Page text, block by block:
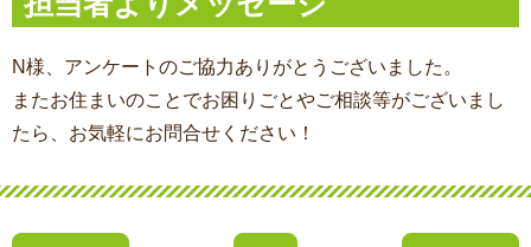
N様、アンケートのご協力ありがとうございました。
またお住まいのことでお困りごとやご相談等がございまし
たら、お気軽にお問合せください！